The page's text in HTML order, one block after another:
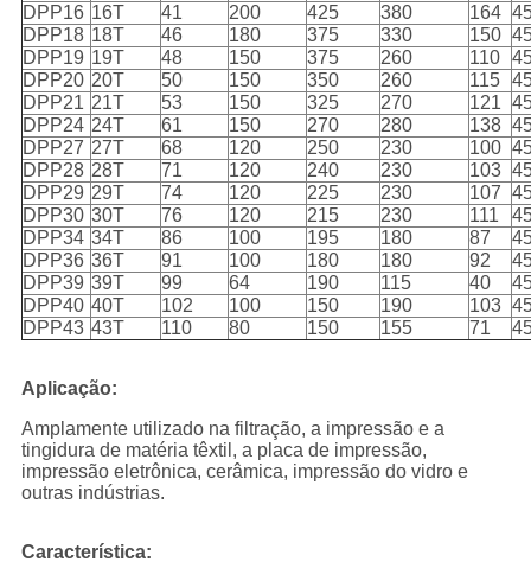
DPP16 16T 41 200 425 380 164
DPP18 18T 46 180 375 330 150
DPP19 19T 48 150 375 260 110
DPP20 20T 50 150 350 260 115
DPP21 21T 53 150 325 270 121
DPP24 24T 61 150 270 280 138
DPP27 27T 68 120 250 230 100
DPP28 28T 71 120 240 230 103
DPP29 29T 74 120 225 230 107
DPP30 30T 76 120 215 230 111
DPP34 34T 86 100 195 180 87
DPP36 36T 91 100 180 180 92
DPP39 39T 99 64 190 115 40
DPP40 40T 102 100 150 190 103
DPP43 43T 110 80 150 155 71
Aplicação:
Amplamente utilizado na filtração, a impressão e a
tingidura de matéria têxtil, a placa de impressão,
impressão eletrônica, cerâmica, impressão do vidro e
outras indústrias.
Característica: